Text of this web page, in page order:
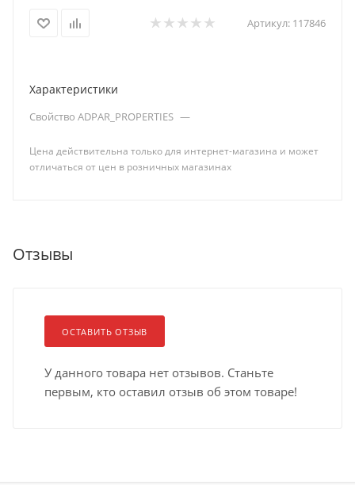
Артикул: 117846
Характеристики
Свойство ADPAR_PROPERTIES —
Цена действительна только для интернет-магазина и может
отличаться от цен в розничных магазинах
Отзывы
ОСТАВИТЬ ОТЗЫВ
У данного товара нет отзывов. Станьте
первым, кто оставил отзыв об этом товаре!